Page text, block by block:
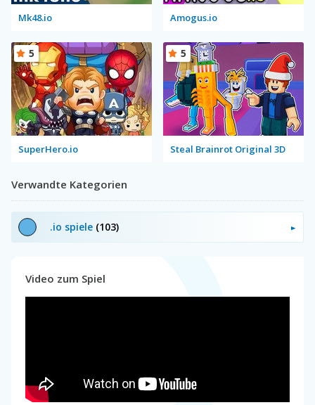
Mk48.io Amogus.io
SuperHero.io
5
Steal Brainrot Original 3D
5
Verwandte Kategorien
.io spiele (103)
Video zum Spiel